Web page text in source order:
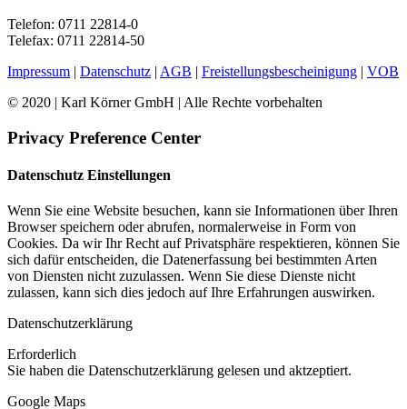
Telefon: 0711 22814-0
Telefax: 0711 22814-50
Impressum | Datenschutz | AGB | Freistellungsbescheinigung | VOB
© 2020 | Karl Körner GmbH | Alle Rechte vorbehalten
Privacy Preference Center
Datenschutz Einstellungen
Wenn Sie eine Website besuchen, kann sie Informationen über Ihren
Browser speichern oder abrufen, normalerweise in Form von
Cookies. Da wir Ihr Recht auf Privatsphäre respektieren, können Sie
sich dafür entscheiden, die Datenerfassung bei bestimmten Arten
von Diensten nicht zuzulassen. Wenn Sie diese Dienste nicht
zulassen, kann sich dies jedoch auf Ihre Erfahrungen auswirken.
Datenschutzerklärung
Erforderlich
Sie haben die Datenschutzerklärung gelesen und aktzeptiert.
Google Maps